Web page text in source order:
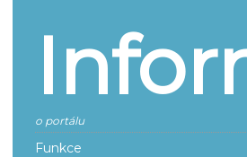
o portálu
Funkce